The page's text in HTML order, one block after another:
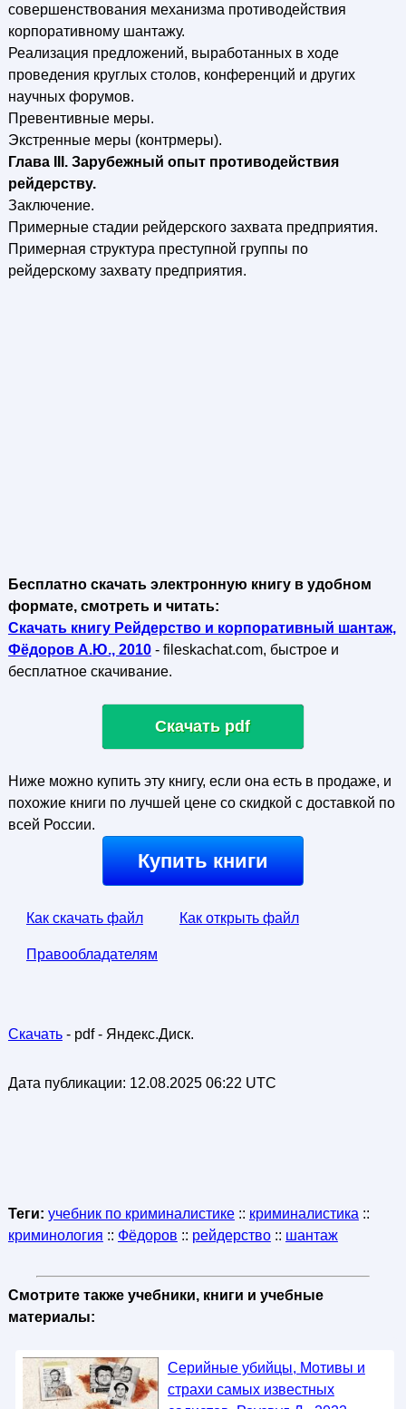
совершенствования механизма противодействия
корпоративному шантажу.
Реализация предложений, выработанных в ходе
проведения круглых столов, конференций и других
научных форумов.
Превентивные меры.
Экстренные меры (контрмеры).
Глава III. Зарубежный опыт противодействия
рейдерству.
Заключение.
Примерные стадии рейдерского захвата предприятия.
Примерная структура преступной группы по
рейдерскому захвату предприятия.
Бесплатно скачать электронную книгу в удобном
формате, смотреть и читать:
Скачать книгу Рейдерство и корпоративный шантаж,
Фёдоров А.Ю., 2010- fileskachat.com, быстрое и
бесплатное скачивание.
Скачать pdf
Ниже можно купить эту книгу, если она есть в продаже, и
похожие книги по лучшей цене со скидкой с доставкой по
всей России.
Купить книги
Как скачать файл Как открыть файл
Правообладателям
Скачать- pdf - Яндекс.Диск.
Дата публикации: 12.08.2025 06:22 UTC
Теги: учебник по криминалистике:: криминалистика ::
криминология :: Фёдоров :: рейдерство:: шантаж
Смотрите также учебники, книги и учебные
материалы:
Серийные убийцы, Мотивы и
страхи самых известных